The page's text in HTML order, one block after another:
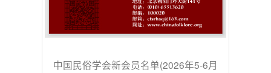
中国民俗学会新会员名单(2026年5-6月